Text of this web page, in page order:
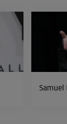
Samuel